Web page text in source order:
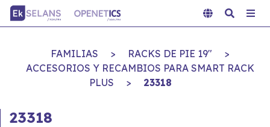
FAMILIAS > RACKS DE PIE 19"
>
ACCESORIOS Y RECAMBIOS PARA SMART RACK
PLUS
> 23318
23318